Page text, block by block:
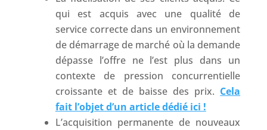
qui est acquis avec une qualité de
service correcte dans un environnement
de démarrage de marché où la demande
dépasse l’offre ne l’est plus dans un
contexte de pression concurrentielle
croissante et de baisse des prix. Cela
fait l’objet d’un article dédié ici !
L’acquisition permanente de nouveaux